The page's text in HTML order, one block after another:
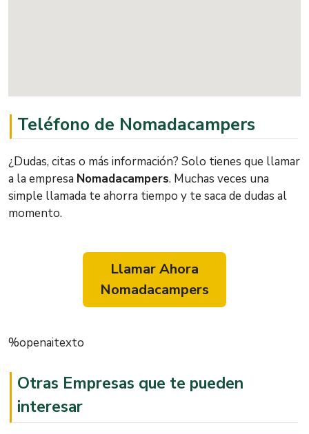
Teléfono de Nomadacampers
¿Dudas, citas o más información? Solo tienes que llamar
a la empresa Nomadacampers. Muchas veces una
simple llamada te ahorra tiempo y te saca de dudas al
momento.
Llamar Ahora
Nomadacampers
%openaitexto
Otras Empresas que te pueden
interesar